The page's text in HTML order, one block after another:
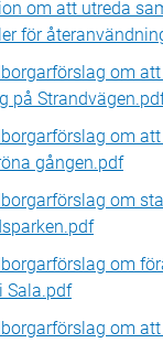
om att utreda
för
om
på
om
gången.pdf
om
om
Sala.pdf
om